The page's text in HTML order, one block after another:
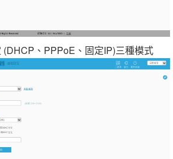
、PPPoE、固定IP)三種模式